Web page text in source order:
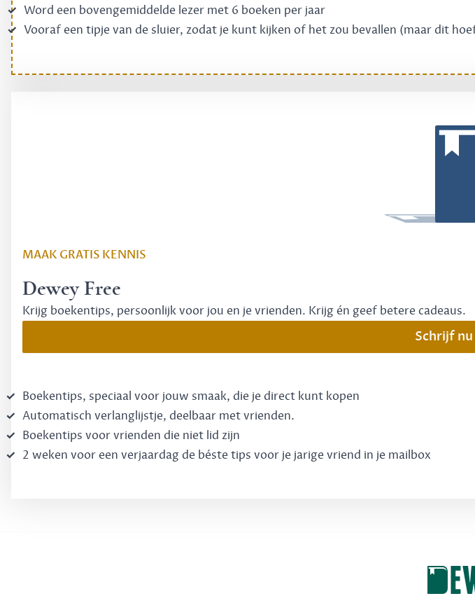
Word een bovengemiddelde lezer met 6 boeken per jaar
Vooraf een tipje van de sluier, zodat je kunt kijken of het zou bevallen (maar dit
MAAK GRATIS KENNIS
Dewey Free
Krijg boekentips, persoonlijk voor jou en je vrienden. Krijg én geef betere cadeaus.
Schrijf
Boekentips, speciaal voor jouw smaak, die je direct kunt kopen
Automatisch verlanglijstje, deelbaar met vrienden.
Boekentips voor vrienden die niet lid zijn
2 weken voor een verjaardag de béste tips voor je jarige vriend in je mailbox